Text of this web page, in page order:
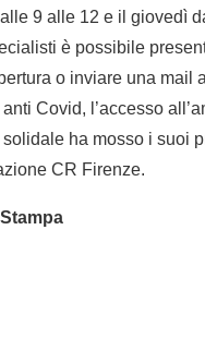
9 alle 12 e il giovedì
è possibile
o inviare una mail
Covid, l’accesso
solidale ha mosso i
CR Firenze.